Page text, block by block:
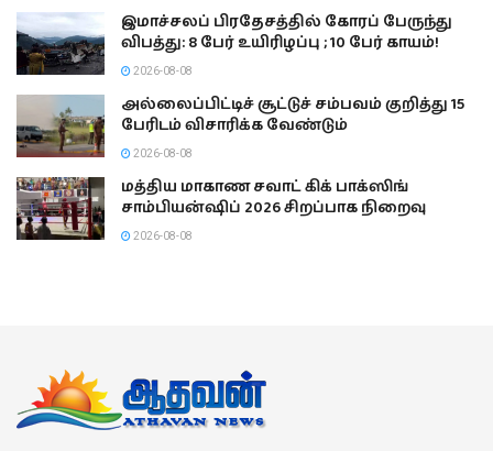
இமாச்சலப் பிரதேசத்தில் கோரப் பேருந்து
விபத்து: 8 பேர் உயிரிழப்பு ; 10 பேர் காயம்!
2026-08-08
அல்லைப்பிட்டிச் சூட்டுச் சம்பவம் குறித்து 15
பேரிடம் விசாரிக்க வேண்டும்
2026-08-08
மத்திய மாகாண சவாட் கிக் பாக்ஸிங்
சாம்பியன்ஷிப் 2026 சிறப்பாக நிறைவு
2026-08-08